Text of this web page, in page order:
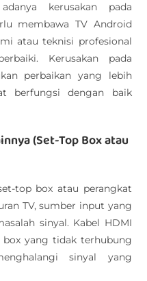
kerusakan pada
membawa TV Android
atau teknisi profesional
Kerusakan pada
perbaikan yang lebih
berfungsi dengan baik
(Set-Top Box atau
top box atau perangkat
TV, sumber input yang
sinyal. Kabel HDMI
yang tidak terhubung
sinyal yang